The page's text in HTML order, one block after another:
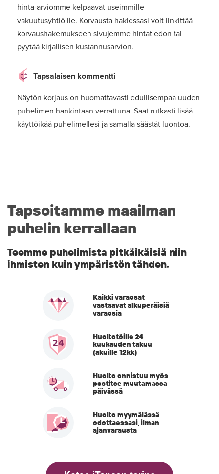
hinta-arviomme kelpaavat useimmille
vakuutusyhtiöille. Korvausta hakiessasi voit linkittää
korvaushakemukseen sivujemme hintatiedon tai
pyytää kirjallisen kustannusarvion.
Tapsalaisen kommentti
Näytön korjaus on huomattavasti edullisempaa uuden
puhelimen hankintaan verrattuna. Saat rutkasti lisää
käyttöikää puhelimellesi ja samalla säästät luontoa.
Tapsoitamme maailman
puhelin kerrallaan
Teemme puhelimista pitkäikäisiä niin
ihmisten kuin ympäristön tähden.
Kaikki varaosat
vastaavat alkuperäisiä
varaosia
Huoltotöille 24
kuukauden takuu
(akuille 12kk)
Huolto onnistuu myös
postitse muutamassa
päivässä
Huolto myymälässä
odottaessasi, ilman
ajanvarausta